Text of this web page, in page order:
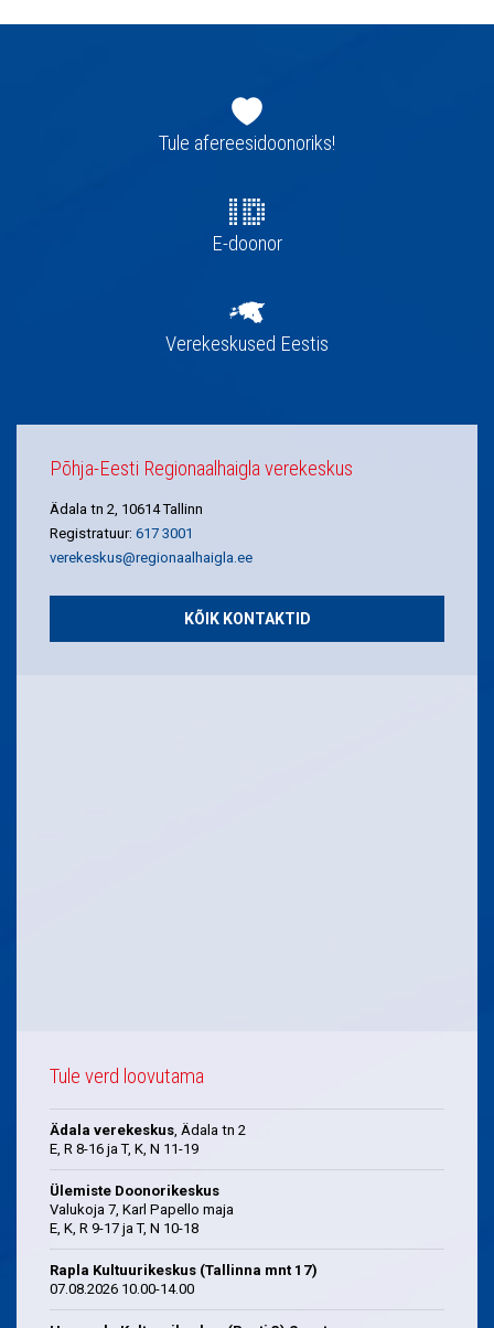
navigatsioonTule afereesidoonoriks!
E-doonor
Verekeskused Eestis
Põhja-Eesti Regionaalhaigla verekeskus
Ädala tn 2, 10614 Tallinn
Registratuur: 617 3001
verekeskus@regionaalhaigla.ee
KÕIK KONTAKTID
Tule verd loovutama
Ädala verekeskus, Ädala tn 2
E, R 8-16 ja T, K, N 11-19
Ülemiste Doonorikeskus
Valukoja 7, Karl Papello maja
E, K, R 9-17 ja T, N 10-18
Rapla Kultuurikeskus (Tallinna mnt 17)
07.08.2026 10.00-14.00